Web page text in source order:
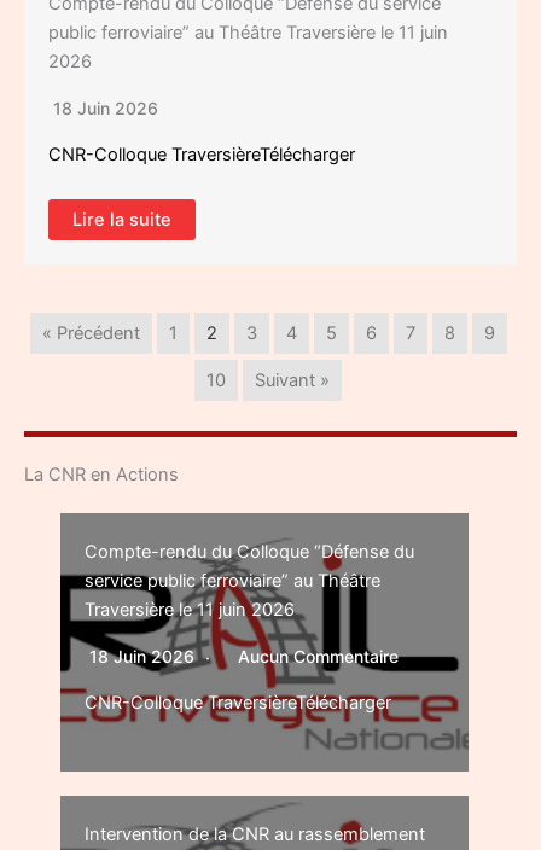
public ferroviaire” au Théâtre Traversière le 11 juin
2026
18 Juin 2026
CNR-Colloque TraversièreTélécharger
Lire la suite
« Précédent 1 2 3 4 5 6 7 8 9
10 Suivant »
La CNR en Actions
Compte-rendu du Colloque “Défense du
service public ferroviaire” au Théâtre
Traversière le 11 juin 2026
18 Juin 2026 Aucun Commentaire
CNR-Colloque TraversièreTélécharger
Intervention de la CNR au rassemblement